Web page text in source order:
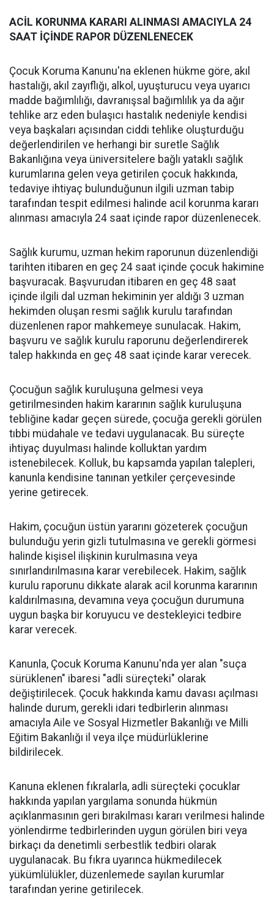
ACİL KORUNMA KARARI ALINMASI AMACIYLA 24
SAAT İÇİNDE RAPOR DÜZENLENECEK
Çocuk Koruma Kanunu'na eklenen hükme göre, akıl
hastalığı, akıl zayıflığı, alkol, uyuşturucu veya uyarıcı
madde bağımlılığı, davranışsal bağımlılık ya da ağır
tehlike arz eden bulaşıcı hastalık nedeniyle kendisi
veya başkaları açısından ciddi tehlike oluşturduğu
değerlendirilen ve herhangi bir suretle Sağlık
Bakanlığına veya üniversitelere bağlı yataklı sağlık
kurumlarına gelen veya getirilen çocuk hakkında,
tedaviye ihtiyaç bulunduğunun ilgili uzman tabip
tarafından tespit edilmesi halinde acil korunma kararı
alınması amacıyla 24 saat içinde rapor düzenlenecek.
Sağlık kurumu, uzman hekim raporunun düzenlendiği
tarihten itibaren en geç 24 saat içinde çocuk hakimine
başvuracak. Başvurudan itibaren en geç 48 saat
içinde ilgili dal uzman hekiminin yer aldığı 3 uzman
hekimden oluşan resmi sağlık kurulu tarafından
düzenlenen rapor mahkemeye sunulacak. Hakim,
başvuru ve sağlık kurulu raporunu değerlendirerek
talep hakkında en geç 48 saat içinde karar verecek.
Çocuğun sağlık kuruluşuna gelmesi veya
getirilmesinden hakim kararının sağlık kuruluşuna
tebliğine kadar geçen sürede, çocuğa gerekli görülen
tıbbi müdahale ve tedavi uygulanacak. Bu süreçte
ihtiyaç duyulması halinde kolluktan yardım
istenebilecek. Kolluk, bu kapsamda yapılan talepleri,
kanunla kendisine tanınan yetkiler çerçevesinde
yerine getirecek.
Hakim, çocuğun üstün yararını gözeterek çocuğun
bulunduğu yerin gizli tutulmasına ve gerekli görmesi
halinde kişisel ilişkinin kurulmasına veya
sınırlandırılmasına karar verebilecek. Hakim, sağlık
kurulu raporunu dikkate alarak acil korunma kararının
kaldırılmasına, devamına veya çocuğun durumuna
uygun başka bir koruyucu ve destekleyici tedbire
karar verecek.
Kanunla, Çocuk Koruma Kanunu'nda yer alan "suça
sürüklenen" ibaresi "adli süreçteki" olarak
değiştirilecek. Çocuk hakkında kamu davası açılması
halinde durum, gerekli idari tedbirlerin alınması
amacıyla Aile ve Sosyal Hizmetler Bakanlığı ve Milli
Eğitim Bakanlığı il veya ilçe müdürlüklerine
bildirilecek.
Kanuna eklenen fıkralarla, adli süreçteki çocuklar
hakkında yapılan yargılama sonunda hükmün
açıklanmasının geri bırakılması kararı verilmesi halinde
yönlendirme tedbirlerinden uygun görülen biri veya
birkaçı da denetimli serbestlik tedbiri olarak
uygulanacak. Bu fıkra uyarınca hükmedilecek
yükümlülükler, düzenlemede sayılan kurumlar
tarafından yerine getirilecek.